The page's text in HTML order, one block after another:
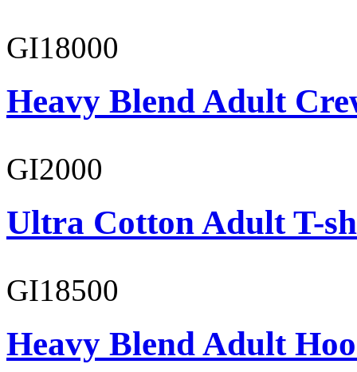
GI18000
Heavy Blend Adult
GI2000
Ultra Cotton Adult T-
GI18500
Heavy Blend Adult